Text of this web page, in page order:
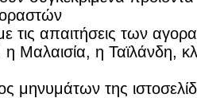
απαιτήσεις των
Μαλαισία, η Ταϊλάνδη,
μηνυμάτων της